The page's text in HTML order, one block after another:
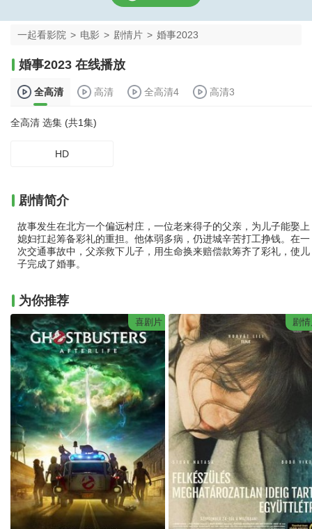
一起看影院 > 电影 > 剧情片 > 婚事2023
婚事2023 在线播放
全高清 高清 全高清4 高清3
全高清 选集 (共1集)
HD
剧情简介
故事发生在北方一个偏远村庄，一位老来得子的父亲，为儿子能娶上
媳妇扛起筹备彩礼的重担。他体弱多病，仍进城辛苦打工挣钱。在一
次交通事故中，父亲救下儿子，用生命换来赔偿款筹齐了彩礼，使儿
子完成了婚事。
为你推荐
喜剧片 剧